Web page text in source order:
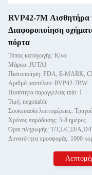
RVP42-7M Αισθητήρα
Διαφοροποίηση
πόρτα
Τόπος καταγωγής: Κίνα
Μάρκα: JUTAI
Αριθμό μοντέλου: RVP42-7BW
Ποσότητα παραγγελίας min: 1
Τιμή: negotiable
Συσκευασία λεπτομέρειες:
Χρόνος παράδοσης: 5-8 ημέρες
Όροι πληρωμής: T/T,L/C,D/A,D/
Δυνατότητα προσφοράς: 1000